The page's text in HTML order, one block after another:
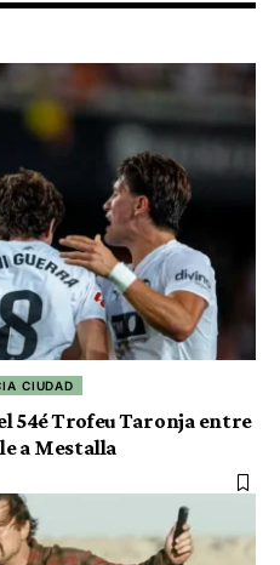
CIUDAD
54é Trofeu Taronja entre
a Mestalla